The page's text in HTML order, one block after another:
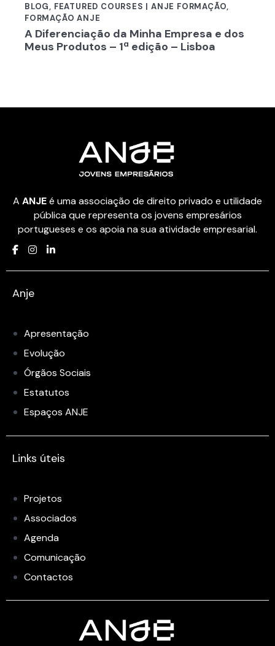
BLOG, FEATURED COURSES | ANJE FORMAÇÃO,
FORMAÇÃO ANJE
A Diferenciação da Minha Empresa e dos
Meus Produtos – 1ª edição – Lisboa
A ANJEé uma associação de direito privado e utilidade
pública que representa os jovens empresários
portugueses e os apoia na sua atividade empresarial.
Anje
Apresentação
Evolução
Órgãos Sociais
Estatutos
Espaços ANJE
Links úteis
Projetos
Associados
Agenda
Comunicação
Contactos